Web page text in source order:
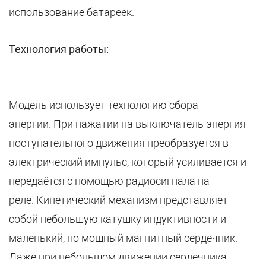
использование батареек.
Технология работы:
Модель использует технологию сбора
энергии. При нажатии на выключатель энергия
поступательного движения преобразуется в
электрический импульс, который усиливается и
передаётся с помощью радиосигнала на
реле. Кинетический механизм представляет
собой небольшую катушку индуктивности и
маленький, но мощный магнитный сердечник.